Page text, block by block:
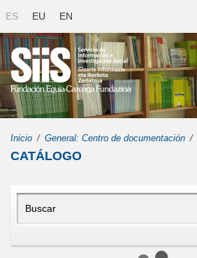
ES EU EN
Inicio General: Centro de documentación
CATÁLOGO